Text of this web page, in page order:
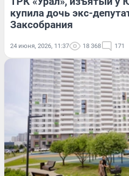
купила дочь экс-
Заксобрания
24 июня, 2026, 11:37 18 368 171